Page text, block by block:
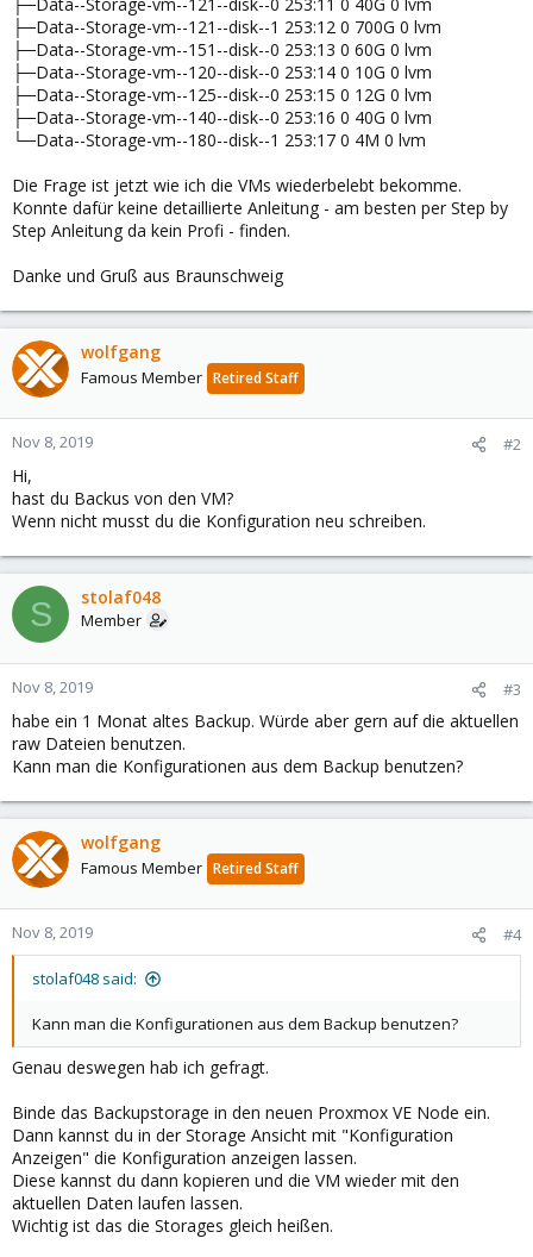
├─Data--Storage-vm--121--disk--1 253:12 0 700G 0 lvm
├─Data--Storage-vm--151--disk--0 253:13 0 60G 0 lvm
├─Data--Storage-vm--120--disk--0 253:14 0 10G 0 lvm
├─Data--Storage-vm--125--disk--0 253:15 0 12G 0 lvm
├─Data--Storage-vm--140--disk--0 253:16 0 40G 0 lvm
└─Data--Storage-vm--180--disk--1 253:17 0 4M 0 lvm
Die Frage ist jetzt wie ich die VMs wiederbelebt bekomme.
Konnte dafür keine detaillierte Anleitung - am besten per Step by
Step Anleitung da kein Profi - finden.
Danke und Gruß aus Braunschweig
wolfgang
Famous Member Retired Staff
Nov 8, 2019 #2
Hi,
hast du Backus von den VM?
Wenn nicht musst du die Konfiguration neu schreiben.
S stolaf048
Member
Nov 8, 2019 #3
habe ein 1 Monat altes Backup. Würde aber gern auf die aktuellen
raw Dateien benutzen.
Kann man die Konfigurationen aus dem Backup benutzen?
wolfgang
Famous Member Retired Staff
Nov 8, 2019 #4
stolaf048 said:
Kann man die Konfigurationen aus dem Backup benutzen?
Genau deswegen hab ich gefragt.
Binde das Backupstorage in den neuen Proxmox VE Node ein.
Dann kannst du in der Storage Ansicht mit "Konfiguration
Anzeigen" die Konfiguration anzeigen lassen.
Diese kannst du dann kopieren und die VM wieder mit den
aktuellen Daten laufen lassen.
Wichtig ist das die Storages gleich heißen.